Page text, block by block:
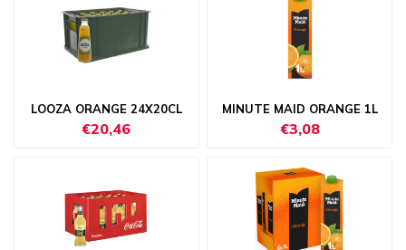
LOOZA ORANGE 24X20CL
€20,46
MINUTE MAID ORANGE 1L
€3,08